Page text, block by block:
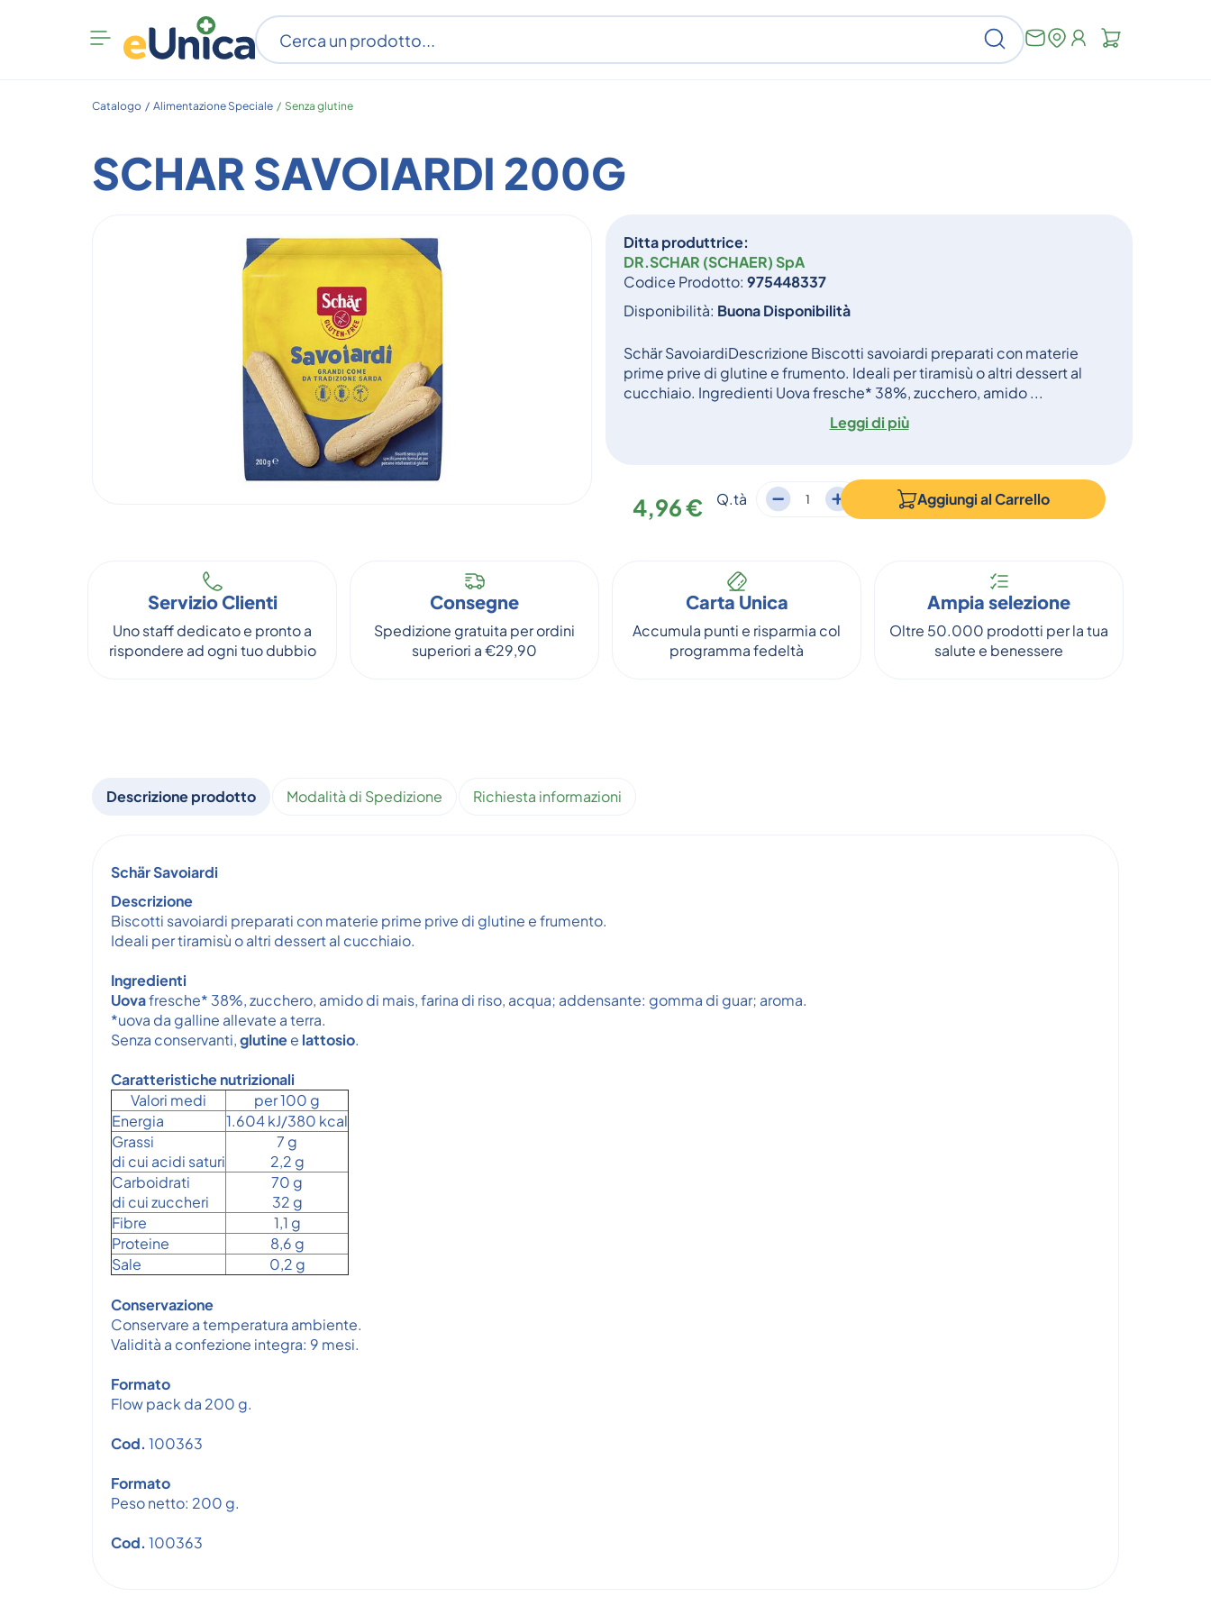
Apri
menu
Cerca
Catalogo / Alimentazione Speciale / Senza glutine
SCHAR SAVOIARDI 200G
Ditta produttrice:
DR.SCHAR (SCHAER) SpA
Codice Prodotto: 975448337
Disponibilità: Buona Disponibilità
Schär SavoiardiDescrizione Biscotti savoiardi preparati con materie
prime prive di glutine e frumento. Ideali per tiramisù o altri dessert al
cucchiaio. Ingredienti Uova fresche* 38%, zucchero, amido ...
Leggi di più
4,96 € Q.tà Aggiungi alCarrello
Servizio Clienti
Uno staff dedicato e pronto a
rispondere ad ogni tuo dubbio
Consegne
Spedizione gratuita per ordini
superiori a €29,90
Carta Unica
Accumula punti e risparmia col
programma fedeltà
Ampia selezione
Oltre 50.000 prodotti per la tua
salute e benessere
Descrizione prodotto Modalità di Spedizione Richiesta informazioni
Schär Savoiardi
Descrizione
Biscotti savoiardi preparati con materie prime prive di glutine e frumento.
Ideali per tiramisù o altri dessert al cucchiaio.
Ingredienti
Uovafresche* 38%, zucchero, amido di mais, farina di riso, acqua; addensante: gomma di guar; aroma.
*uova da galline allevate a terra.
Senza conservanti,glutinee lattosio.
Caratteristiche nutrizionali
Valori medi
per 100 g
Energia
1.604 kJ/380 kcal
Grassi
di cui acidi saturi
7 g
2,2 g
Carboidrati
di cui zuccheri
70 g
32 g
Fibre
1,1 g
Proteine
8,6 g
Sale
0,2 g
Conservazione
Conservare a temperatura ambiente.
Validità a confezione integra: 9 mesi.
Formato
Flow pack da 200 g.
Cod. 100363
Formato
Peso netto: 200 g.
Cod. 100363